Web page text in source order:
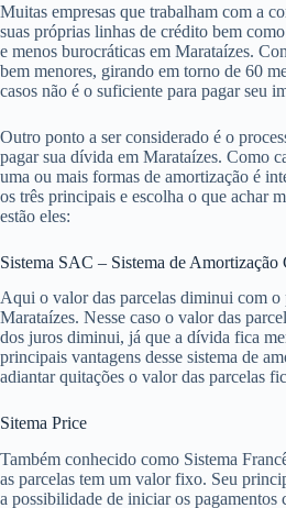
Muitas empresas que trabalham com a
suas próprias linhas de crédito bem
e menos burocráticas em Marataízes.
bem menores, girando em torno de 60
casos não é o suficiente para pagar seu
Outro ponto a ser considerado é o
pagar sua dívida em Marataízes. Como
uma ou mais formas de amortização é
os três principais e escolha o que achar
estão eles:
Sistema SAC – Sistema de Amortização
Aqui o valor das parcelas diminui com o
Marataízes. Nesse caso o valor das
dos juros diminui, já que a dívida fica
principais vantagens desse sistema de
adiantar quitações o valor das parcelas
Sitema Price
Também conhecido como Sistema
as parcelas tem um valor fixo. Seu
a possibilidade de iniciar os pagamentos